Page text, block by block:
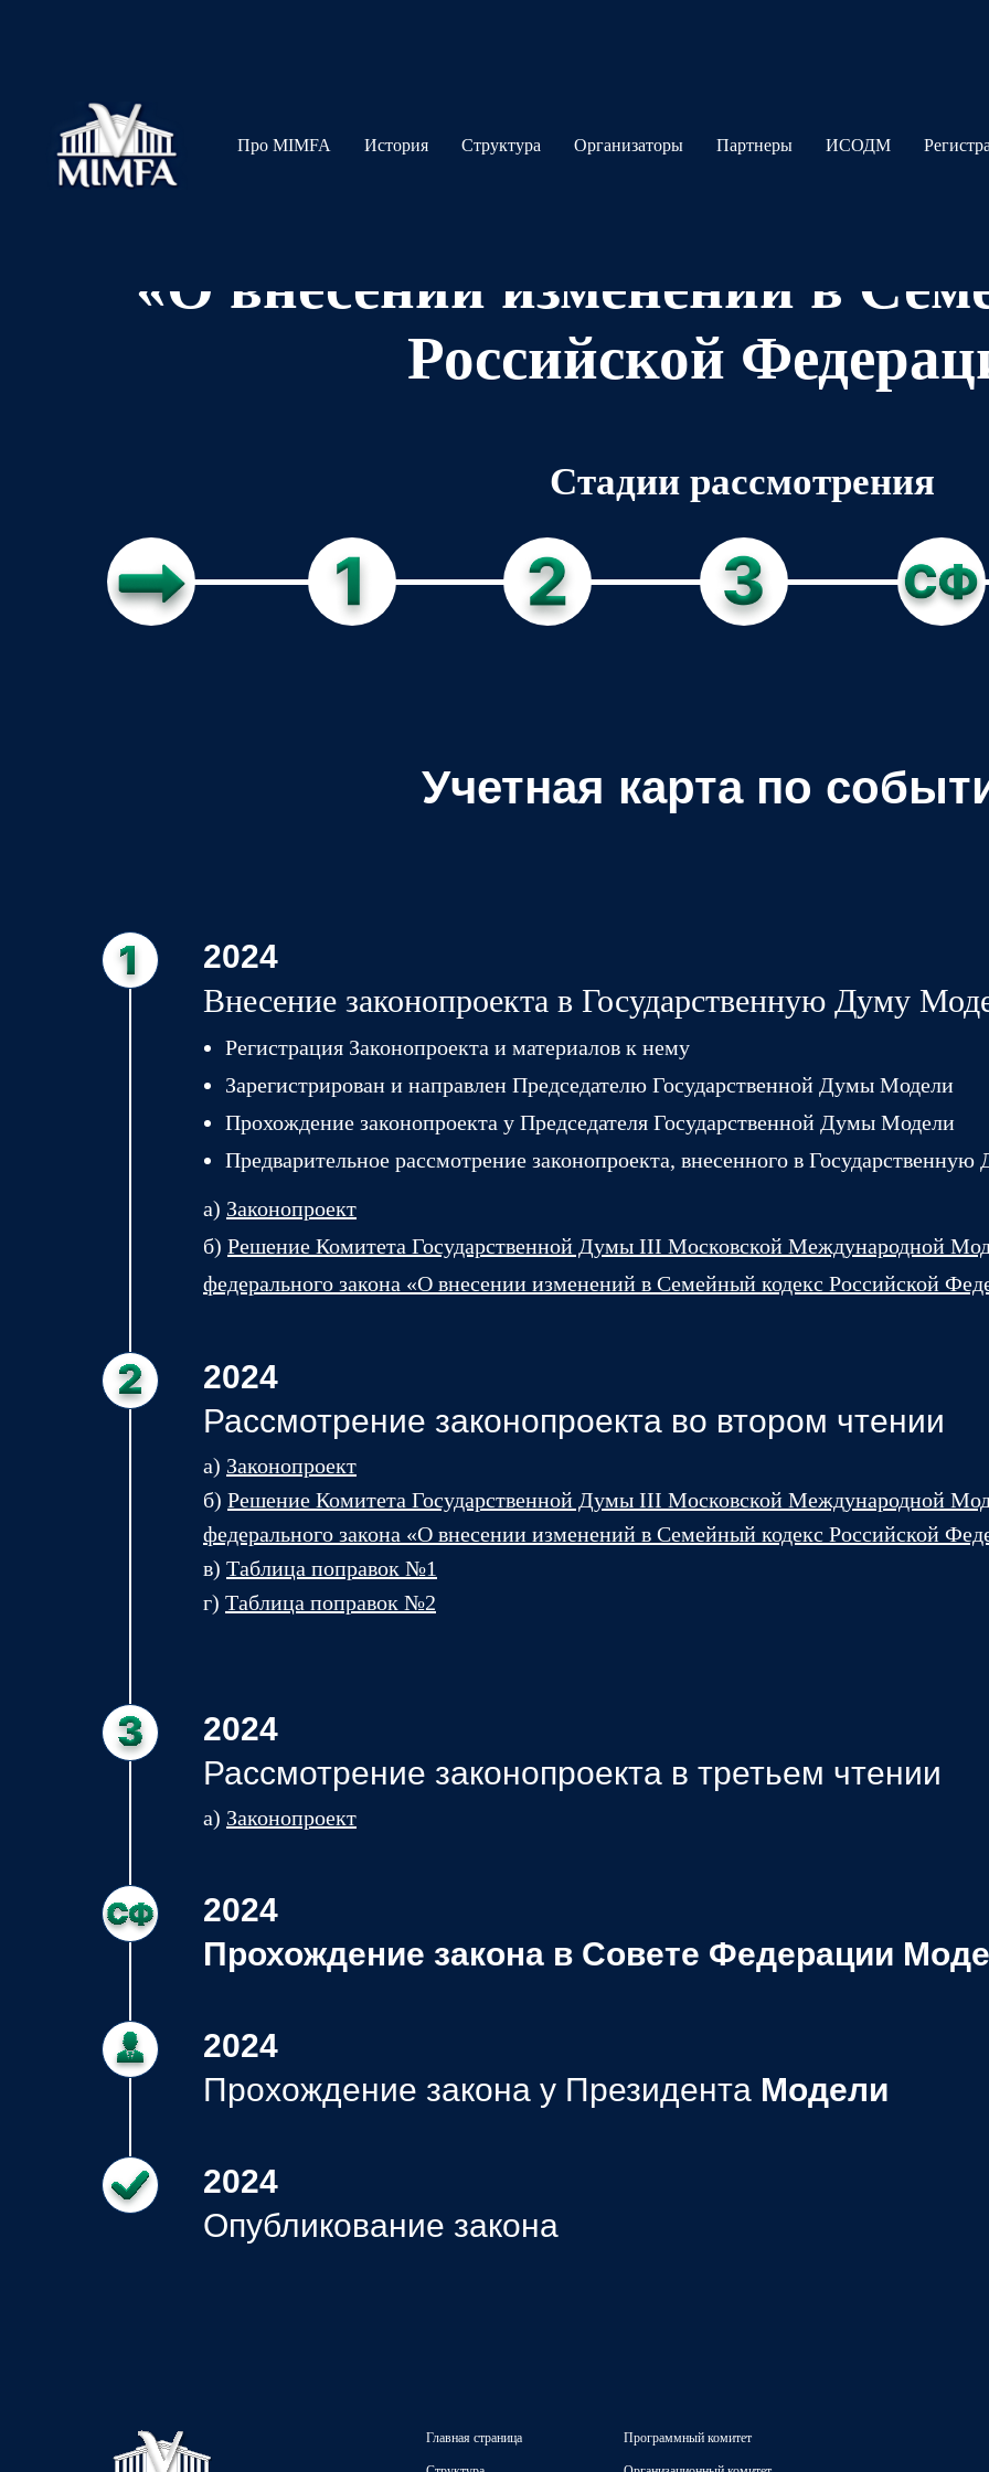
Про MIMFA История Структура Организаторы Партнеры ИСОДМ
«О внесении изменений в
Российской
Стадии рассмотрения
Учетная карта по
2024
Внесение законопроекта в Государственную Думу
Регистрация Законопроекта и материалов к нему
Зарегистрирован и направлен Председателю Государственной Думы Модели
Прохождение законопроекта у Председателя Государственной Думы Модели
Предварительное рассмотрение законопроекта, внесенного в
а) Законопроект
б) Решение Комитета Государственной Думы III Московской Международной
федерального закона «О внесении изменений в Семейный кодекс Российской
2024
Рассмотрение законопроекта во втором чтении
а) Законопроект
б) Решение Комитета Государственной Думы III Московской Международной
федерального закона «О внесении изменений в Семейный кодекс Российской
в) Таблица поправок №1
г) Таблица поправок №2
2024
Рассмотрение законопроекта в третьем чтении
а) Законопроект
2024
Прохождение закона в Совете Федерации
2024
Прохождение закона у Президента Модели
2024
Опубликование закона
Главная страница Программный комитет